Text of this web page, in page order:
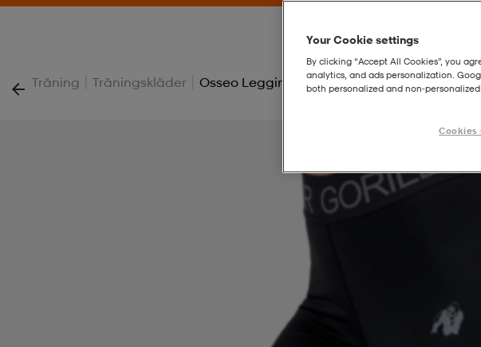
Träning | Träningskläder | Osseo Leggings
Your Cookie settings
By clicking “Accept All Cookies”, you
analytics, and ads personalization.
both personalized and
Cookies